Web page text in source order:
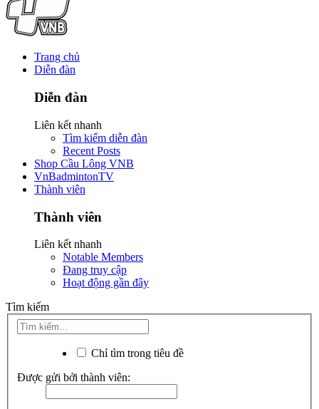
Trang chủ
Diễn đàn
Diễn đàn
Liên kết nhanh
Tìm kiếm diễn đàn
Recent Posts
Shop Cầu Lông VNB
VnBadmintonTV
Thành viên
Thành viên
Liên kết nhanh
Notable Members
Đang truy cập
Hoạt động gần đây
Tìm kiếm
Chỉ tìm trong tiêu đề
Được gửi bởi thành viên: